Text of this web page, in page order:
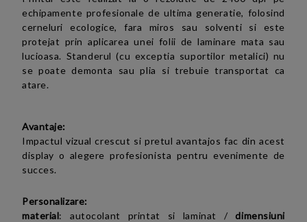
echipamente profesionale de ultima generatie, folosind
cerneluri ecologice, fara miros sau solventi si este
protejat prin aplicarea unei folii de laminare mata sau
lucioasa. Standerul (cu exceptia suportilor metalici) nu
se poate demonta sau plia si trebuie transportat ca
atare.
Avantaje:
Impactul vizual crescut si pretul avantajos fac din acest
display o alegere profesionista pentru evenimente de
succes.
Personalizare:
material: autocolant printat si laminat /dimensiuni